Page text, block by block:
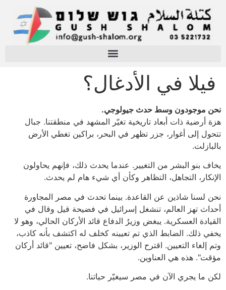
فيلا في الأدغال؟
نحن موجودون وسط حدث جيولوجي.
هزة أرضية ذات أبعاد تاريخية تغيّر المشهد في منطقتنا. جبال
تتحول إلى أغوار، جزر تظهر في البحر، براكين تغطي الأرض
بالبازلت.
يخاف بنو البشر من التغيير. عندما يحدث ذلك، فإنهم يحاولون
الإنكار، التجاهل، التظاهر وكأن أي شيء هام لم يحدث.
نحن لسنا شاذين عن القاعدة. بينما تحدث في مصر المجاورة
أحداث تهز العالم، تنشغل إسرائيل في فضيحة قيل وقال في
القيادة العسكرية. يبغض وزيرُ الدفاع قائد الأركان الحالي، وهو لا
يخفي ذلك. الضابط الذي تم تعيينه كخلف له اكتشف بأنه كاذب،
وتم إلغاء التعيين. اقترح الوزير، بشكل فاضح، تعيين "قائد أركان
مؤقت". هذه هي العناوين.
لكن ما يجري الآن في مصر سيغيّر حياتنا.